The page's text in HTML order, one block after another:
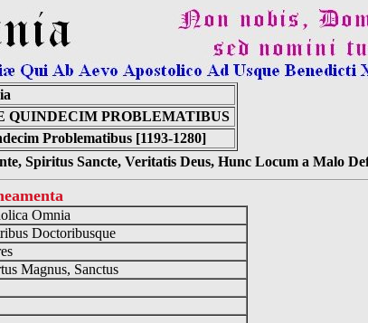
QUINDECIM PROBLEMATIBUS
Problematibus [1193-1280]
Spiritus Sancte, Veritatis Deus, Hunc Locum a Malo
Omnia
Doctoribusque
Magnus, Sanctus